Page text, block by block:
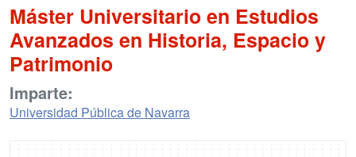
Máster Universitario en Estudios
Avanzados en Historia, Espacio y
Patrimonio
Imparte:
Universidad Pública de Navarra